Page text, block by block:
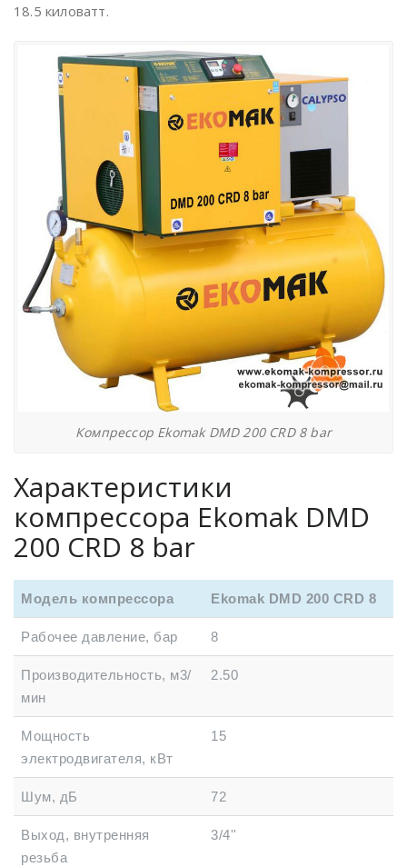
18.5 киловатт.
Компрессор Ekomak DMD 200 CRD 8 bar
Характеристики
компрессора Ekomak DMD
200 CRD 8 bar
Модель компрессора Ekomak DMD 200 CRD 8
Рабочее давление, бар 8
Производительность, м3/
мин
2.50
Мощность
электродвигателя, кВт
15
Шум, дБ 72
Выход, внутренняя
резьба
3/4''